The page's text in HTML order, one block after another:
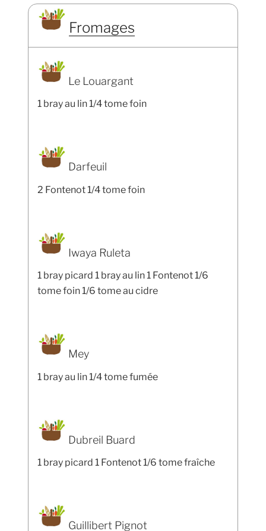
Fromages
Le Louargant
1 bray au lin 1/4 tome foin
Darfeuil
2 Fontenot 1/4 tome foin
Iwaya Ruleta
1 bray picard 1 bray au lin 1 Fontenot 1/6
tome foin 1/6 tome au cidre
Mey
1 bray au lin 1/4 tome fumée
Dubreil Buard
1 bray picard 1 Fontenot 1/6 tome fraîche
Guillibert Pignot